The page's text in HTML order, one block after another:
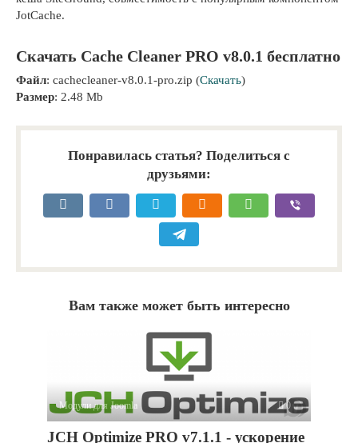
JotCache.
Скачать Cache Cleaner PRO v8.0.1 бесплатно
Файл: cachecleaner-v8.0.1-pro.zip (Скачать)
Размер: 2.48 Mb
Понравилась статья? Поделиться с
друзьями:
Вам также может быть интересно
Модули для Joomla 0
JCH Optimize PRO v7.1.1 - ускорение